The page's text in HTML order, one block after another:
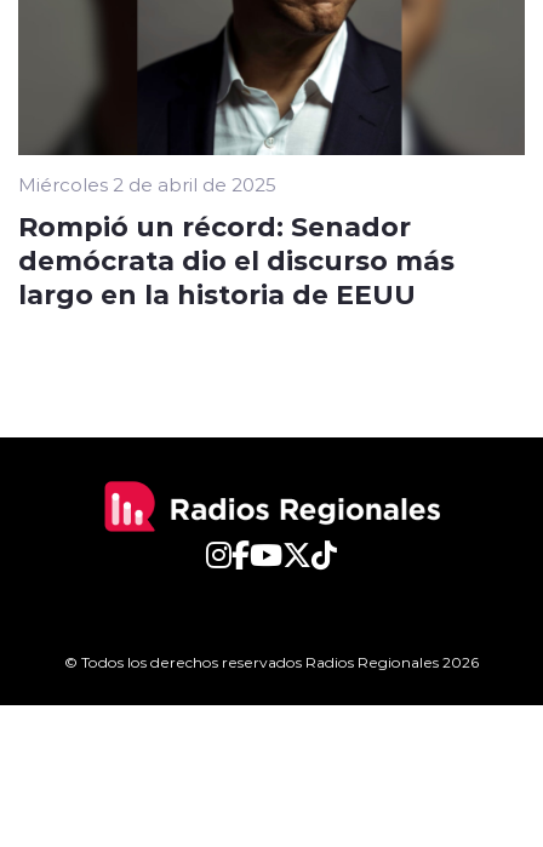
Miércoles 2 de abril de 2025
Rompió un récord: Senador
demócrata dio el discurso más
largo en la historia de EEUU
© Todos los derechos reservados Radios Regionales 2026